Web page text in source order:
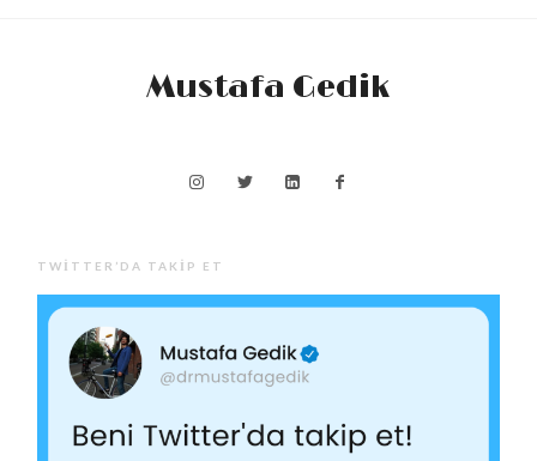
Mustafa Gedik
TWITTER’DA TAKIP ET